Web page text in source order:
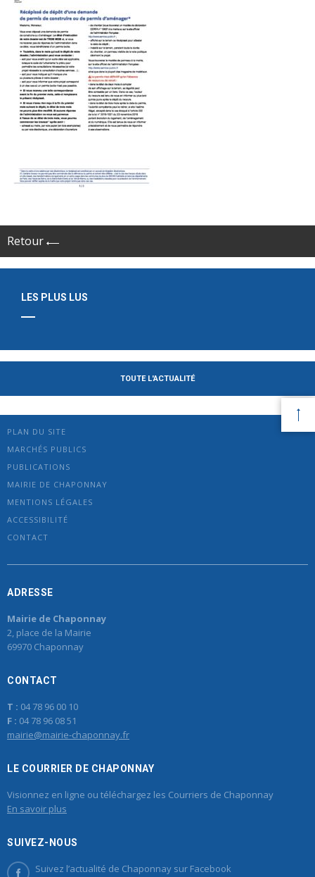
Retour
LES PLUS LUS
TOUTE L'ACTUALITÉ
PLAN DU SITE
MARCHÉS PUBLICS
PUBLICATIONS
MAIRIE DE CHAPONNAY
MENTIONS LÉGALES
ACCESSIBILITÉ
CONTACT
ADRESSE
Mairie de Chaponnay
2, place de la Mairie
69970 Chaponnay
CONTACT
T : 04 78 96 00 10
F : 04 78 96 08 51
mairie@mairie-chaponnay.fr
LE COURRIER DE CHAPONNAY
Visionnez en ligne ou téléchargez les Courriers de Chaponnay
En savoir plus
SUIVEZ-NOUS
Suivez l’actualité de Chaponnay sur Facebook